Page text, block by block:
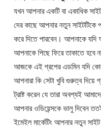
যখন আপনার একটি বা একাধিক
দের কাছে আপনার নতুন
করে দিতে পারবেন। আপনাকে যদি
আপনাকে পিছে ফিরে তাকাতে হবে
আজকে এই গ্রপের এডমিন যদি
আপনারা কি সেটা খুবি গুরুত্ব
ট্রাষ্ট করেন যে তারা অবশ্যই
আপনার ওডিয়েন্সকে ভালু দিবেন
ইমেইল মার্কেটিং আপনার নতুন